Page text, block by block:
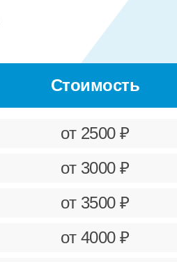
Стоимость
от 2500 ₽
от 3000 ₽
от 3500 ₽
от 4000 ₽